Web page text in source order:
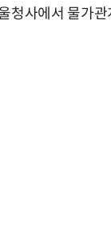
청사에서 물가